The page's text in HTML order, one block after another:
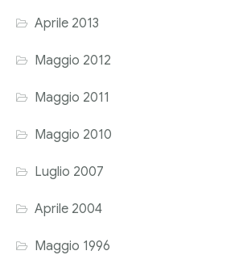
Aprile 2013
Maggio 2012
Maggio 2011
Maggio 2010
Luglio 2007
Aprile 2004
Maggio 1996